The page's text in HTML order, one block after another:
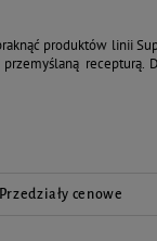
produktów linii
Przedziały cenowe